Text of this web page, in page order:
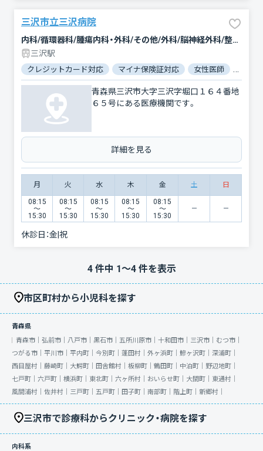
三沢市立三沢病院
内科/循環器科/腫瘍内科・外科/その他/外科/脳神経外科/整形外科/形成外科/小児科/産婦人科/眼科/耳鼻咽喉科/皮膚科/泌尿器科/歯科口腔外科/放射線科
三沢駅
クレジットカード対応 マイナ保険証対応 女性医師
青森県三沢市大字三沢字堀口１６４番地
６５号にある医療機関です。
詳細を見る
月 火 水 木 金 土 日
08:15
〜
15:30
08:15
〜
15:30
08:15
〜
15:30
08:15
〜
15:30
08:15
〜
15:30
休診日：金|祝
4件中 1〜4件を表示
市区町村から小児科を探す
青森県
青森市｜ 弘前市｜ 八戸市｜ 黒石市｜ 五所川原市｜ 十和田市｜ 三沢市｜ むつ市｜
つがる市｜ 平川市｜ 平内町｜ 今別町｜ 蓬田村｜ 外ヶ浜町｜ 鰺ヶ沢町｜ 深浦町｜
西目屋村｜ 藤崎町｜ 大鰐町｜ 田舎館村｜ 板柳町｜ 鶴田町｜ 中泊町｜ 野辺地町｜
七戸町｜ 六戸町｜ 横浜町｜ 東北町｜ 六ヶ所村｜ おいらせ町｜ 大間町｜ 東通村｜
風間浦村｜ 佐井村｜ 三戸町｜ 五戸町｜ 田子町｜ 南部町｜ 階上町｜ 新郷村｜
三沢市で診療科からクリニック・病院を探す
内科系